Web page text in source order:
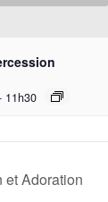
11h30
et Adoration